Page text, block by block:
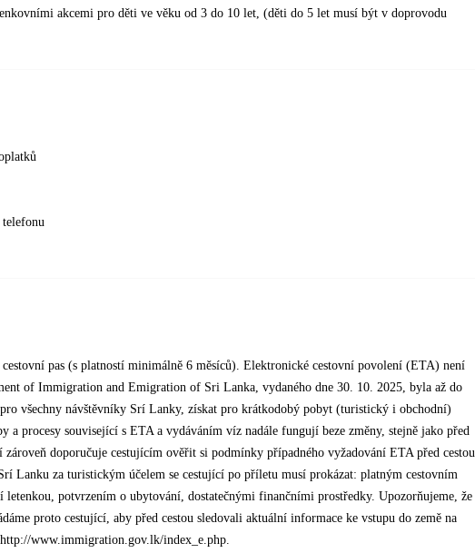
akcemi pro děti ve věku od 3 do 10 let, (děti do 5 let musí být v doprovodu
telefonu
pas (s platností minimálně 6 měsíců). Elektronické cestovní povolení (ETA) není
of Immigration and Emigration of Sri Lanka, vydaného dne 30. 10. 2025, byla až do
všechny návštěvníky Srí Lanky, získat pro krátkodobý pobyt (turistický i obchodní)
a procesy související s ETA a vydáváním víz nadále fungují beze změny, stejně jako před
doporučuje cestujícím ověřit si podmínky případného vyžadování ETA před cestou
Lanku za turistickým účelem se cestující po příletu musí prokázat: platným cestovním
potvrzením o ubytování, dostatečnými finančními prostředky. Upozorňujeme, že
proto cestující, aby před cestou sledovali aktuální informace ke vstupu do země na
www.immigration.gov.lk/index_e.php.